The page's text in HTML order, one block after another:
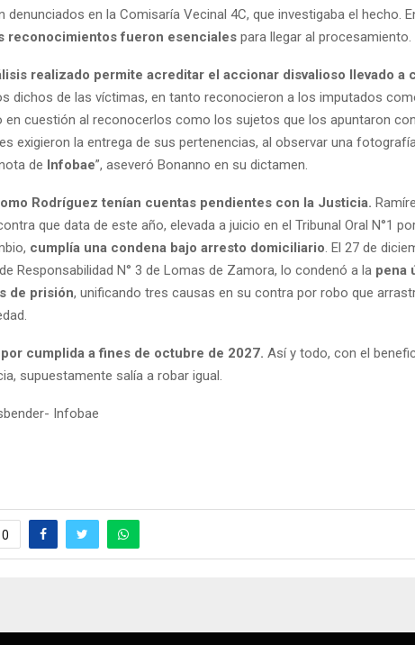
denunciados en la Comisaría Vecinal 4C, que investigaba el hecho.
reconocimientos fueron esenciales para llegar al procesamiento.
realizado permite acreditar el accionar disvalioso llevado a
dichos de las víctimas, en tanto reconocieron a los imputados
en cuestión al reconocerlos como los sujetos que los apuntaron
exigieron la entrega de sus pertenencias, al observar una fotografía
de Infobae”, aseveró Bonanno en su dictamen.
Rodríguez tenían cuentas pendientes con la Justicia.
que data de este año, elevada a juicio en el Tribunal Oral N°1
cumplía una condena bajo arresto domiciliario . El 27 de
Responsabilidad N° 3 de Lomas de Zamora, lo condenó a la pena
de prisión, unificando tres causas en su contra por robo que
cumplida a fines de octubre de 2027. Así y todo, con el
supuestamente salía a robar igual.
Infobae
0